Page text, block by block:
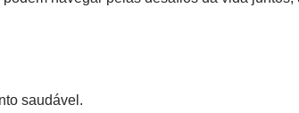
saudável.